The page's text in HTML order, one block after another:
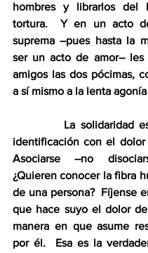
hombres y librarlos del
tortura.  Y en un acto
suprema –pues hasta la
ser un acto de amor– les
amigos las dos pócimas,
a sí mismo a la lenta
La solidaridad es
identificación con el
Asociarse –no
¿Quieren conocer la fibra
de una persona?  Fíjense
que hace suyo el dolor
manera en que asume
por él.  Esa es la